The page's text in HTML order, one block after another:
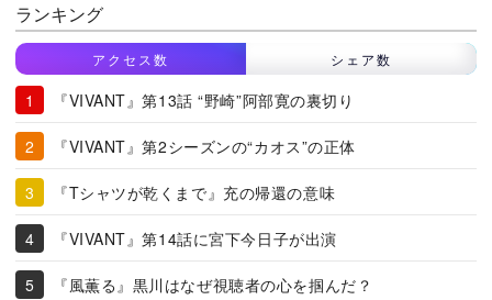
ランキング
アクセス数 シェア数
『VIVANT』第13話 “野崎”阿部寛の裏切り
『VIVANT』第2シーズンの“カオス”の正体
『Tシャツが乾くまで』充の帰還の意味
『VIVANT』第14話に宮下今日子が出演
『風薫る』黒川はなぜ視聴者の心を掴んだ？